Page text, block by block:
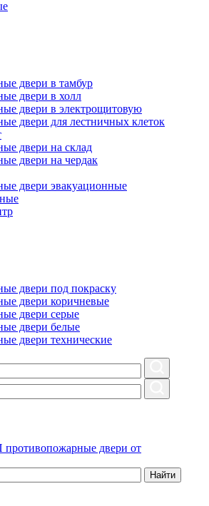
двери в тамбур
двери в холл
двери в электрощитовую
двери для лестничных клеток
двери на склад
двери на чердак
двери эвакуационные
двери под покраску
двери коричневые
двери серые
двери белые
двери технические
противопожарные двери от
Найти